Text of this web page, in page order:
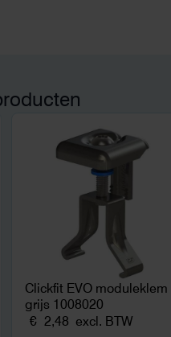
noodstroom voor de
zonnepanelen. Een
netcongestie.
Clickfit EVO moduleklem
grijs 1008020
€ 2,48 excl. BTW